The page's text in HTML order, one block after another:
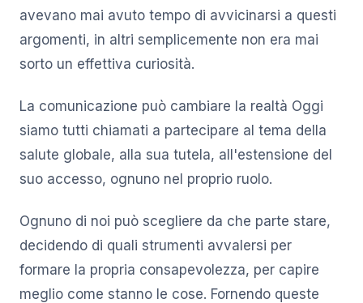
avevano mai avuto tempo di avvicinarsi a questi
argomenti, in altri semplicemente non era mai
sorto un effettiva curiosità.
La comunicazione può cambiare la realtà Oggi
siamo tutti chiamati a partecipare al tema della
salute globale, alla sua tutela, all'estensione del
suo accesso, ognuno nel proprio ruolo.
Ognuno di noi può scegliere da che parte stare,
decidendo di quali strumenti avvalersi per
formare la propria consapevolezza, per capire
meglio come stanno le cose. Fornendo queste